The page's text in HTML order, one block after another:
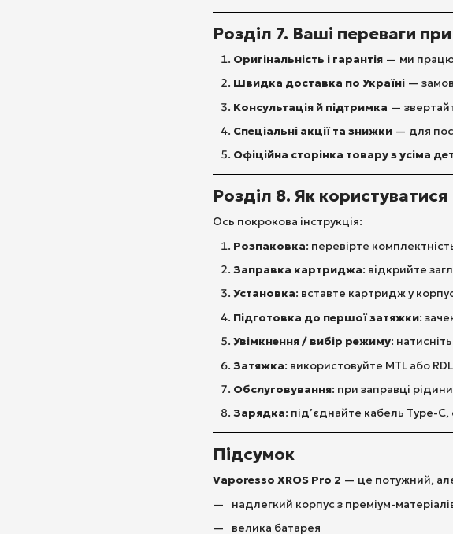
Розділ 7. Ваші переваги
Оригінальність і гарантія — ми
Швидка доставка по Україні —
Консультація й підтримка —
Спеціальні акції та знижки — для
Офіційна сторінка товару з усіма
Розділ 8. Як
Ось покрокова інструкція:
Розпаковка: перевірте
Заправка картриджа: відкрийте
Установка: вставте картридж у
Підготовка до першої затяжки:
Увімкнення / вибір режиму:
Затяжка: використовуйте MTL або
Обслуговування: при заправці
Зарядка: під’єднайте кабель Type-
Підсумок
Vaporesso XROS Pro 2 — це потужний,
надлегкий корпус з преміум-
велика батарея